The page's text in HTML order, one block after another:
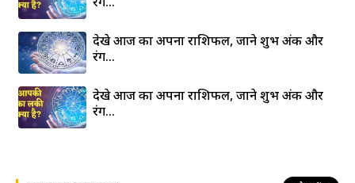
देखे आज का अपना राशिफल, जाने शुभ अंक और
रंग…
देखे आज का अपना राशिफल, जाने शुभ अंक और
रंग…